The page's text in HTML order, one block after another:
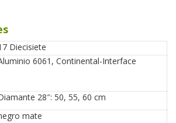
Diecisiete
6061, Continental-Interface
28″: 50, 55, 60 cm
mate